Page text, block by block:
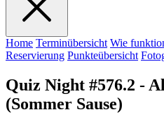
Home Terminübersicht Wie
Reservierung Punkteübersicht
Quiz Night #576.2 -
(Sommer Sause)